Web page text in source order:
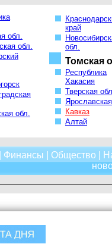
обл.
обл.
обл.
край
обл.
Томская
Республика
Хакасия
Тверская
Кавказ
Алтай
Финансы Общество